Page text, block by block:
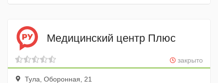
Медицинский центр Плюс
закрыто
Тула, Оборонная, 21